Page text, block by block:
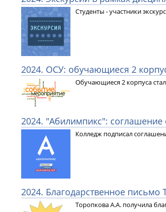
Студенты - участники
2024. ОСУ: обучающиеся 2
Обучающиеся 2 корпуса
2024. "Абилимпикс":
Колледж подписал
2024. Благодарственное письмо
Торопкова А.А. получила